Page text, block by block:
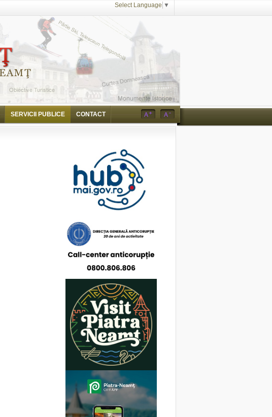
Select Language ▼
SERVICII PUBLICE CONTACT